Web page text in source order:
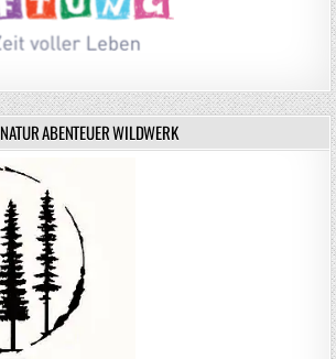
NATUR ABENTEUER WILDWERK